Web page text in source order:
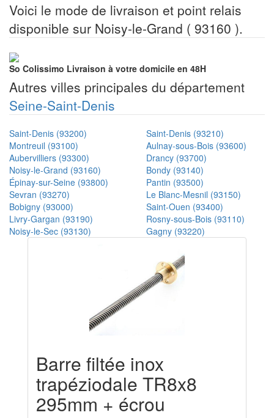
Voici le mode de livraison et point relais
disponible sur Noisy-le-Grand ( 93160 ).
So Colissimo Livraison à votre domicile en 48H
Autres villes principales du département
Seine-Saint-Denis
Saint-Denis (93200)
Saint-Denis (93210)
Montreuil (93100)
Aulnay-sous-Bois (93600)
Aubervilliers (93300)
Drancy (93700)
Noisy-le-Grand (93160)
Bondy (93140)
Épinay-sur-Seine (93800)
Pantin (93500)
Sevran (93270)
Le Blanc-Mesnil (93150)
Bobigny (93000)
Saint-Ouen (93400)
Livry-Gargan (93190)
Rosny-sous-Bois (93110)
Noisy-le-Sec (93130)
Gagny (93220)
Barre filtée inox
trapéziodale TR8x8
295mm + écrou